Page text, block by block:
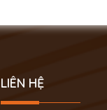
LIÊN HỆ